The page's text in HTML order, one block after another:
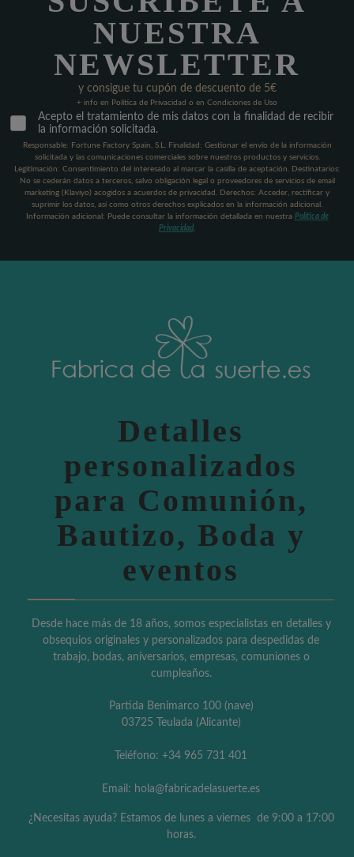
NUESTRA
NEWSLETTER
y consigue tu cupón de descuento de 5€
+ info en Política de Privacidad o en Condiciones de Uso
Acepto el tratamiento de mis datos con la finalidad de recibir
la información solicitada.
Responsable: Fortune Factory Spain, S.L. Finalidad: Gestionar el envío de la información
solicitada y las comunicaciones comerciales sobre nuestros productos y servicios.
Legitimación: Consentimiento del interesado al marcar la casilla de aceptación. Destinatarios:
No se cederán datos a terceros, salvo obligación legal o proveedores de servicios de email
marketing (Klaviyo) acogidos a acuerdos de privacidad. Derechos: Acceder, rectificar y
suprimir los datos, así como otros derechos explicados en la información adicional.
Información adicional: Puede consultar la información detallada en nuestra Política de
Privacidad.
Detalles
personalizados
para Comunión,
Bautizo, Boda y
eventos
Desde hace más de 18 años, somos especialistas en detalles y
obsequios originales y personalizados para despedidas de
trabajo, bodas, aniversarios, empresas, comuniones o
cumpleaños.
Partida Benimarco 100 (nave)
03725 Teulada (Alicante)
Teléfono: +34 965 731 401
Email: hola@fabricadelasuerte.es
¿Necesitas ayuda? Estamos de lunes a viernes de 9:00 a 17:00
horas.